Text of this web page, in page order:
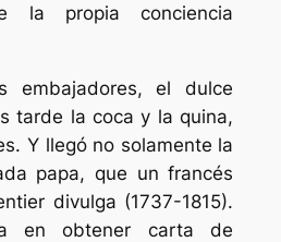
la propia conciencia
embajadores, el dulce
tarde la coca y la quina,
Y llegó no solamente la
papa, que un francés
divulga (1737-1815).
en obtener carta de